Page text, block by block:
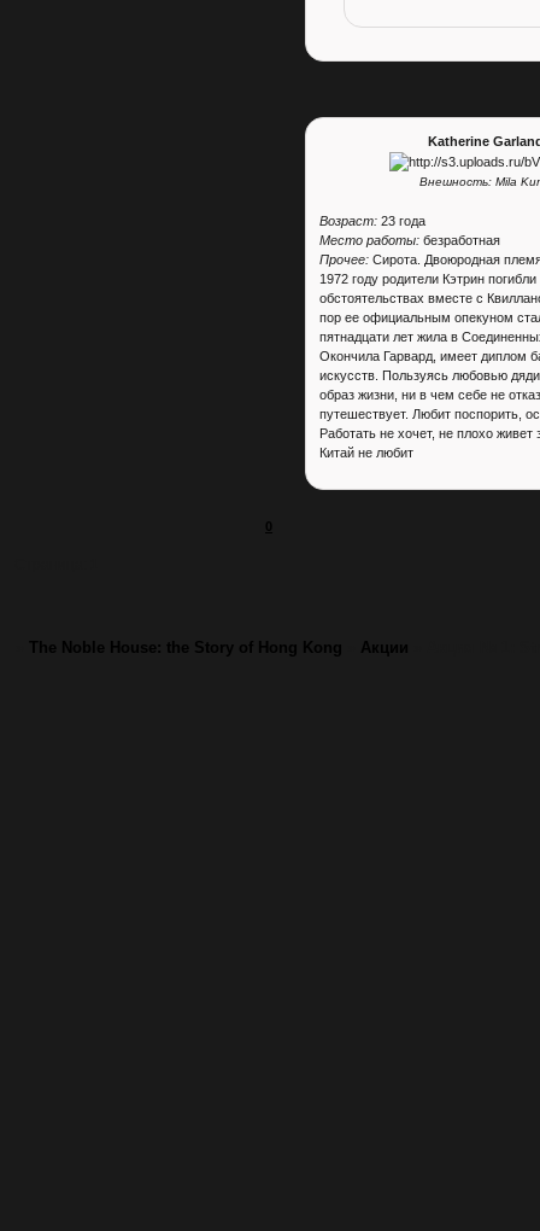
Katherine
Внешность: Mila
Возраст:23 года
Место работы:безработная
Прочее:Сирота. Двоюродная
1972 году родители Кэтрин
обстоятельствах вместе с
пор ее официальным опекуном
пятнадцати лет жила в
Окончила Гарвард, имеет диплом
искусств. Пользуясь любовью
образ жизни, ни в чем себе не
путешествует. Любит поспорить,
Работать не хочет, не плохо живет
Китай не любит
0
The Noble House: the Story of Hong Kong Акции